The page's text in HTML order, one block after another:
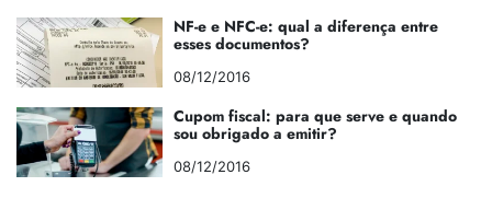
NF-e e NFC-e: qual a diferença entre
esses documentos?
08/12/2016
Cupom fiscal: para que serve e quando
sou obrigado a emitir?
08/12/2016